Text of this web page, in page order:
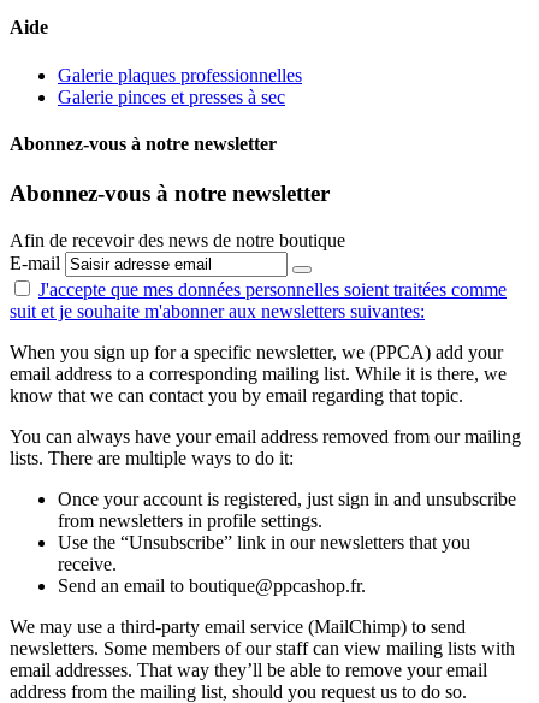
Aide
Galerie plaques professionnelles
Galerie pinces et presses à sec
Abonnez-vous à notre newsletter
Abonnez-vous à notre newsletter
Afin de recevoir des news de notre boutique
E-mail
J'accepte que mes données personnelles soient traitées comme
suit et je souhaite m'abonner aux newsletters suivantes:
When you sign up for a specific newsletter, we (PPCA) add your
email address to a corresponding mailing list. While it is there, we
know that we can contact you by email regarding that topic.
You can always have your email address removed from our mailing
lists. There are multiple ways to do it:
Once your account is registered, just sign in and unsubscribe
from newsletters in profile settings.
Use the “Unsubscribe” link in our newsletters that you
receive.
Send an email to boutique@ppcashop.fr.
We may use a third-party email service (MailChimp) to send
newsletters. Some members of our staff can view mailing lists with
email addresses. That way they’ll be able to remove your email
address from the mailing list, should you request us to do so.